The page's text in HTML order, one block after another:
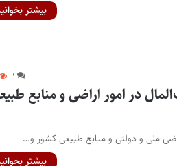
بیشتر
۱
در امور اراضی و منابع
ملی و دولتی و منابع طبیعی کشور و…
بیشتر